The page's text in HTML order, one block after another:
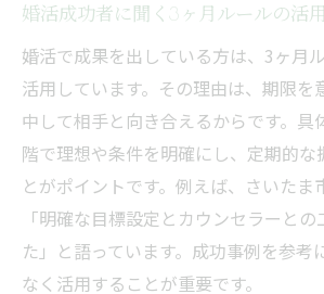
婚活成功者に聞く3ヶ月ルールの活
婚活で成果を出している方は、3ヶ月
活用しています。その理由は、期限を
中して相手と向き合えるからです。具
階で理想や条件を明確にし、定期的な
とがポイントです。例えば、さいたま
「明確な目標設定とカウンセラーと
た」と語っています。成功事例を参考
なく活用することが重要です。